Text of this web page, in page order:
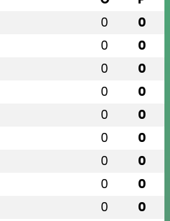
0 0
0 0
0 0
0 0
0 0
0 0
0 0
0 0
0 0